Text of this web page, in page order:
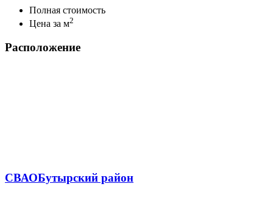
Полная стоимость
Цена за м2
Расположение
СВАОБутырский район